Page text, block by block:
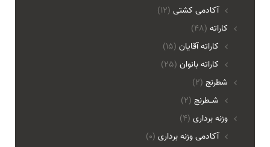
آکادمی کشتی (12)
(48) کاراته
کاراته آقایان (15)
کاراته بانوان (25)
(2) شطرنج
شـطرنج (2)
(4) وزنه برداری
آکادمی وزنه برداری (0)